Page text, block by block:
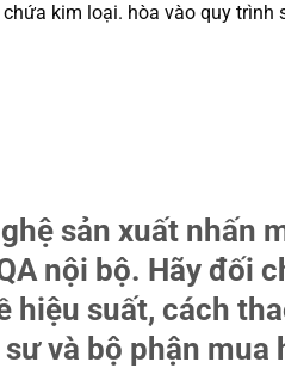
kim loại. hòa vào quy trình
sản xuất nhấn
nội bộ. Hãy đối
hiệu suất, cách
và bộ phận mua